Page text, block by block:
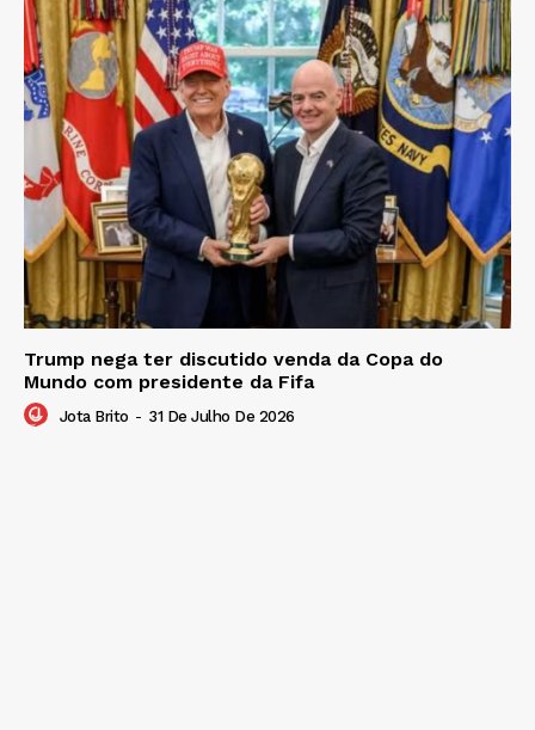
Trump nega ter discutido venda da Copa do
Mundo com presidente da Fifa
Jota Brito - 31 De Julho De 2026